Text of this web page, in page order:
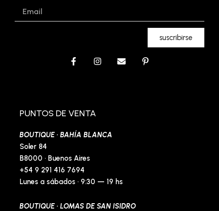
suscribirse
F
o
k
f
I
E
P
PUNTOS DE VENTA
BOUTIQUE · BAHÍA BLANCA
Soler 84
B8000 · Buenos Aires
+54 9 291 416 7694
Lunes a sábados · 9:30 — 19 hs
BOUTIQUE · LOMAS DE SAN ISIDRO